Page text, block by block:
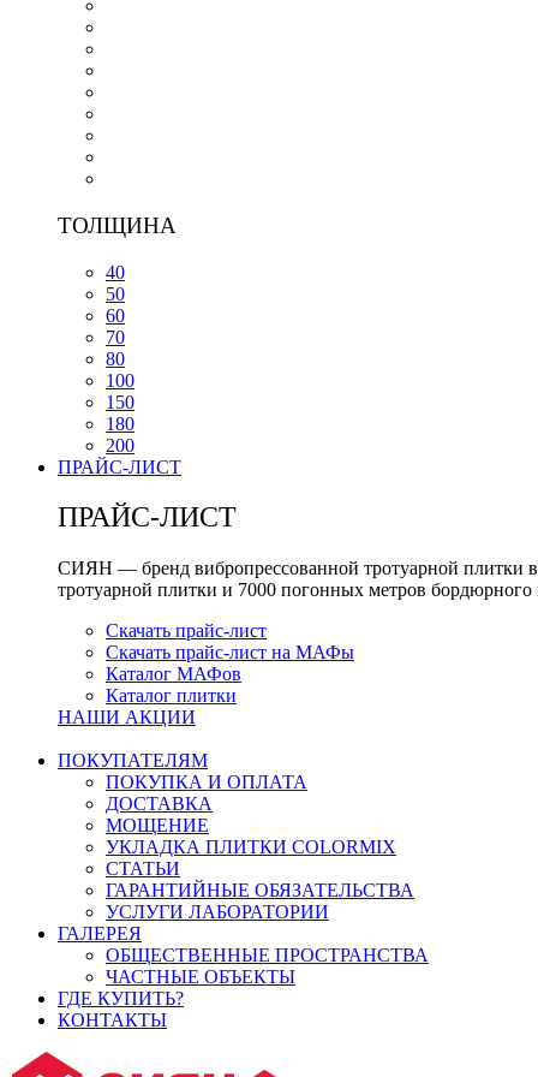
ТОЛЩИНА
40
50
60
70
80
100
150
180
200
ПРАЙС-ЛИСТ
ПРАЙС-ЛИСТ
СИЯН — бренд вибропрессованной тротуарной плитки
тротуарной плитки и 7000 погонных метров бордюрного
Скачать прайс-лист
Скачать прайс-лист на МАФы
Каталог МАФов
Каталог плитки
НАШИ АКЦИИ
ПОКУПАТЕЛЯМ
ПОКУПКА И ОПЛАТА
ДОСТАВКА
МОЩЕНИЕ
УКЛАДКА ПЛИТКИ COLORMIX
СТАТЬИ
ГАРАНТИЙНЫЕ ОБЯЗАТЕЛЬСТВА
УСЛУГИ ЛАБОРАТОРИИ
ГАЛЕРЕЯ
ОБЩЕСТВЕННЫЕ ПРОСТРАНСТВА
ЧАСТНЫЕ ОБЪЕКТЫ
ГДЕ КУПИТЬ?
КОНТАКТЫ